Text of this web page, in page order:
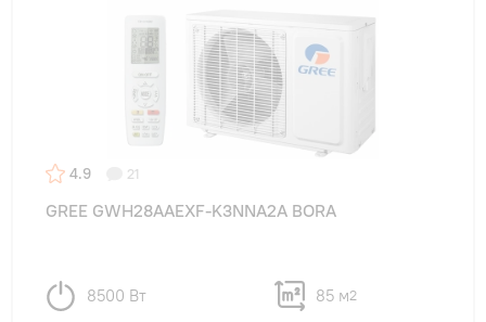
4.9 21
GREE GWH28AAEXF-K3NNA2A BORA
8500 Вт 85 м2